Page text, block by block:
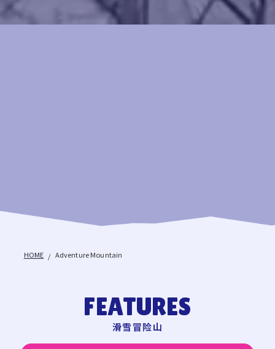
HOME Adventure Mountain
FEATURES
滑雪冒险山